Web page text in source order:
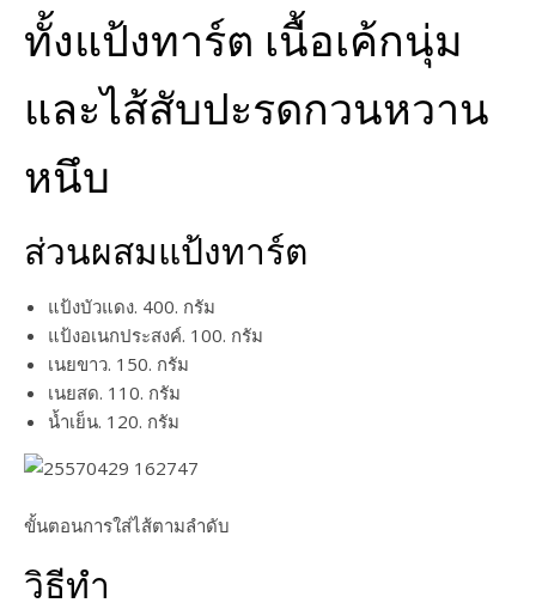
ทั้งแป้งทาร์ต เนื้อเค้กนุ่ม
และไส้สับปะรดกวนหวาน
หนึบ
ส่วนผสมแป้งทาร์ต
แป้งบัวแดง. 400. กรัม
แป้งอเนกประสงค์. 100. กรัม
เนยขาว. 150. กรัม
เนยสด. 110. กรัม
น้ำเย็น. 120. กรัม
ขั้นตอนการใส่ไส้ตามลำดับ
วิธีทำ